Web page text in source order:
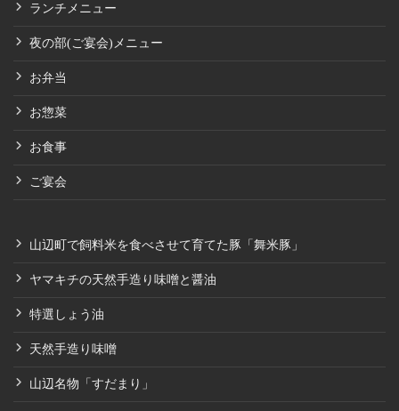
ランチメニュー
夜の部(ご宴会)メニュー
お弁当
お惣菜
お食事
ご宴会
山辺町で飼料米を食べさせて育てた豚「舞米豚」
ヤマキチの天然手造り味噌と醤油
特選しょう油
天然手造り味噌
山辺名物「すだまり」